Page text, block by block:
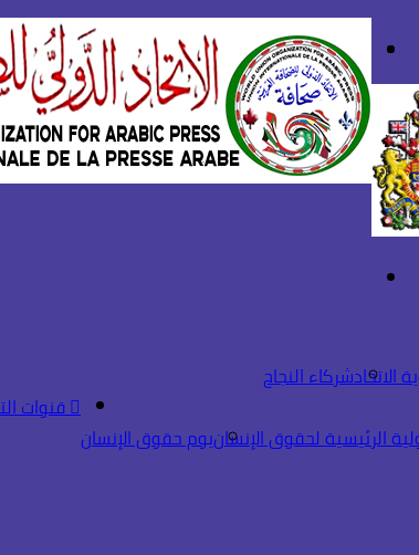
بحث
عن
تسجيل
الدخول
الاتحادشركاء النجاح
الرئيسية لحقوق الإنسانيوم حقوق الإنسان
قنوات